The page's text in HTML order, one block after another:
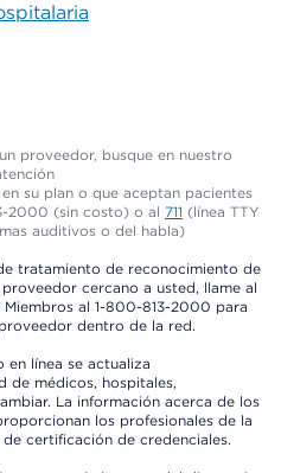
proveedor, busque en nuestro
su plan o que aceptan pacientes
2000 (sin costo) o al 711 (línea TTY
auditivos o del habla)
tratamiento de reconocimiento de
cercano a usted, llame al
al 1-800-813-2000 para
dentro de la red.
línea se actualiza
de médicos, hospitales,
La información acerca de los
los profesionales de la
certificación de credenciales.